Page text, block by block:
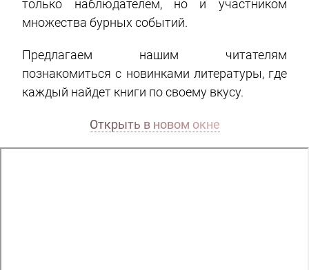
только наблюдателем, но и участником
множества бурных событий.
Предлагаем нашим читателям
познакомиться с новинками литературы, где
каждый найдет книги по своему вкусу.
Открыть в новом окне